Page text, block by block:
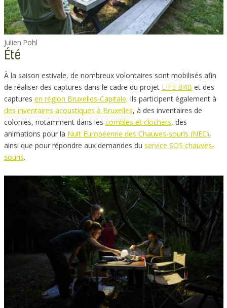
Julien Pohl
Été
À la saison estivale, de nombreux volontaires sont mobilisés afin
de réaliser des captures dans le cadre du projet LIFE B4B et des
captures en région Bruxelles-Capitale. Ils participent également à
des inventaires acoustiques à Bruxelles, à des inventaires de
colonies, notamment dans les combles et clochers, des
animations pour la Nuit Européenne des Chauves-souris (NEC),
ainsi que pour répondre aux demandes du service SOS chauves-
souris.